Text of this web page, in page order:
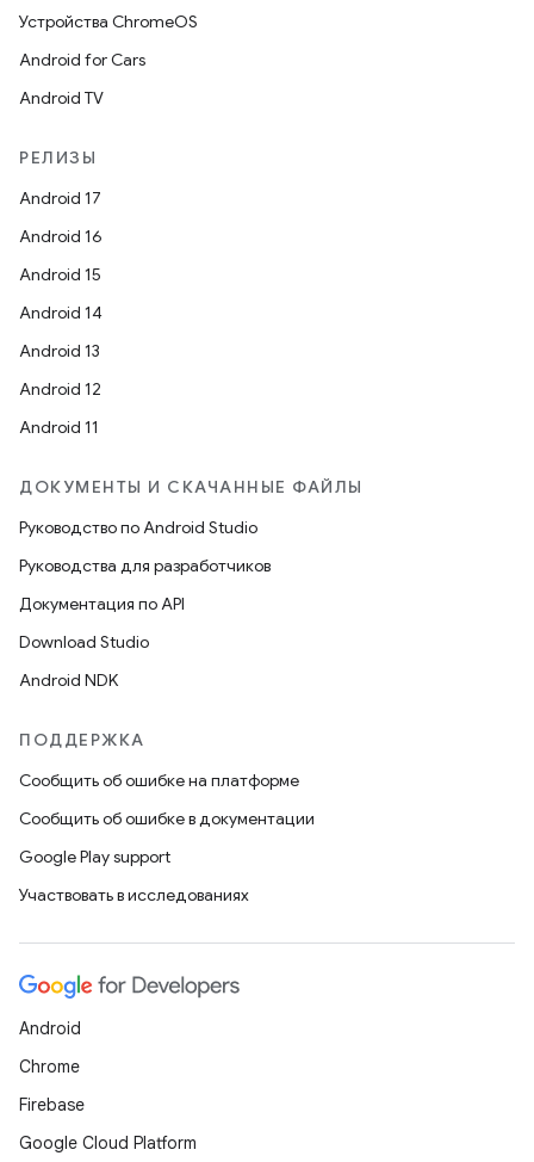
Устройства ChromeOS
Android for Cars
Android TV
РЕЛИЗЫ
Android 17
Android 16
Android 15
Android 14
Android 13
Android 12
Android 11
ДОКУМЕНТЫ И СКАЧАННЫЕ ФАЙЛЫ
Руководство по Android Studio
Руководства для разработчиков
Документация по API
Download Studio
Android NDK
ПОДДЕРЖКА
Сообщить об ошибке на платформе
Сообщить об ошибке в документации
Google Play support
Участвовать в исследованиях
Android
Chrome
Firebase
Google Cloud Platform